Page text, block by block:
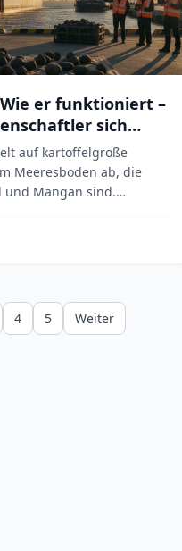
er funktioniert –
sich
auf kartoffelgroße
Meeresboden ab, die
und Mangan sind.
4 5 Weiter